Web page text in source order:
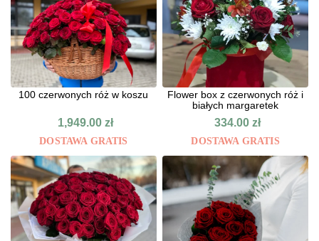
100 czerwonych róż w koszu
1,949.00zł
DOSTAWA GRATIS
Flower box z czerwonych róż i
białych margaretek
334.00zł
DOSTAWA GRATIS